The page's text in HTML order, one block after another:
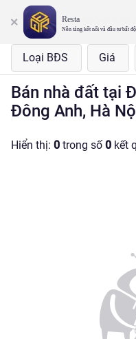
Resta
Nền tảng kết nối và đầu tư bất
Loại BĐS Giá
Bán nhà đất tại
Đông Anh, Hà
Hiển thị: 0 trong số0 kết